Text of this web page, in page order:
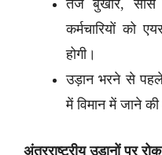
तेज बुखार, सांस
कर्मचारियों को
होगी।
उड़ान भरने से
में विमान में जाने की
अंतरराष्ट्रीय उड़ानों पर